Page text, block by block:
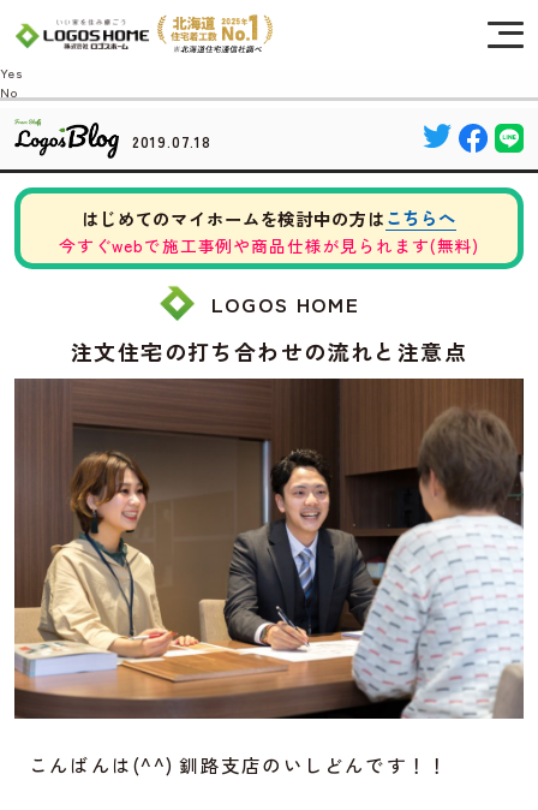
2019.07.18
はじめてのマイホームを検討中の方はこちらへ
今すぐwebで施工事例や商品仕様が見られます(無料)
LOGOS HOME
注文住宅の打ち合わせの流れと注意点
こんばんは(^^) 釧路支店のいしどんです！！
Cookie を使用して、お客様の活動を追跡してもよろしいですか? 当社ではお客様の
プライバシーを極めて重視しています。詳細について、およびご質問がある場合
は、当社のプライバシーポリシーをご覧ください。
Yes
No